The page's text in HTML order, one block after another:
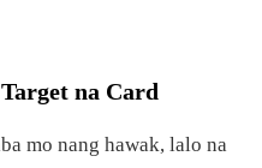
na Card
mo nang hawak, lalo na